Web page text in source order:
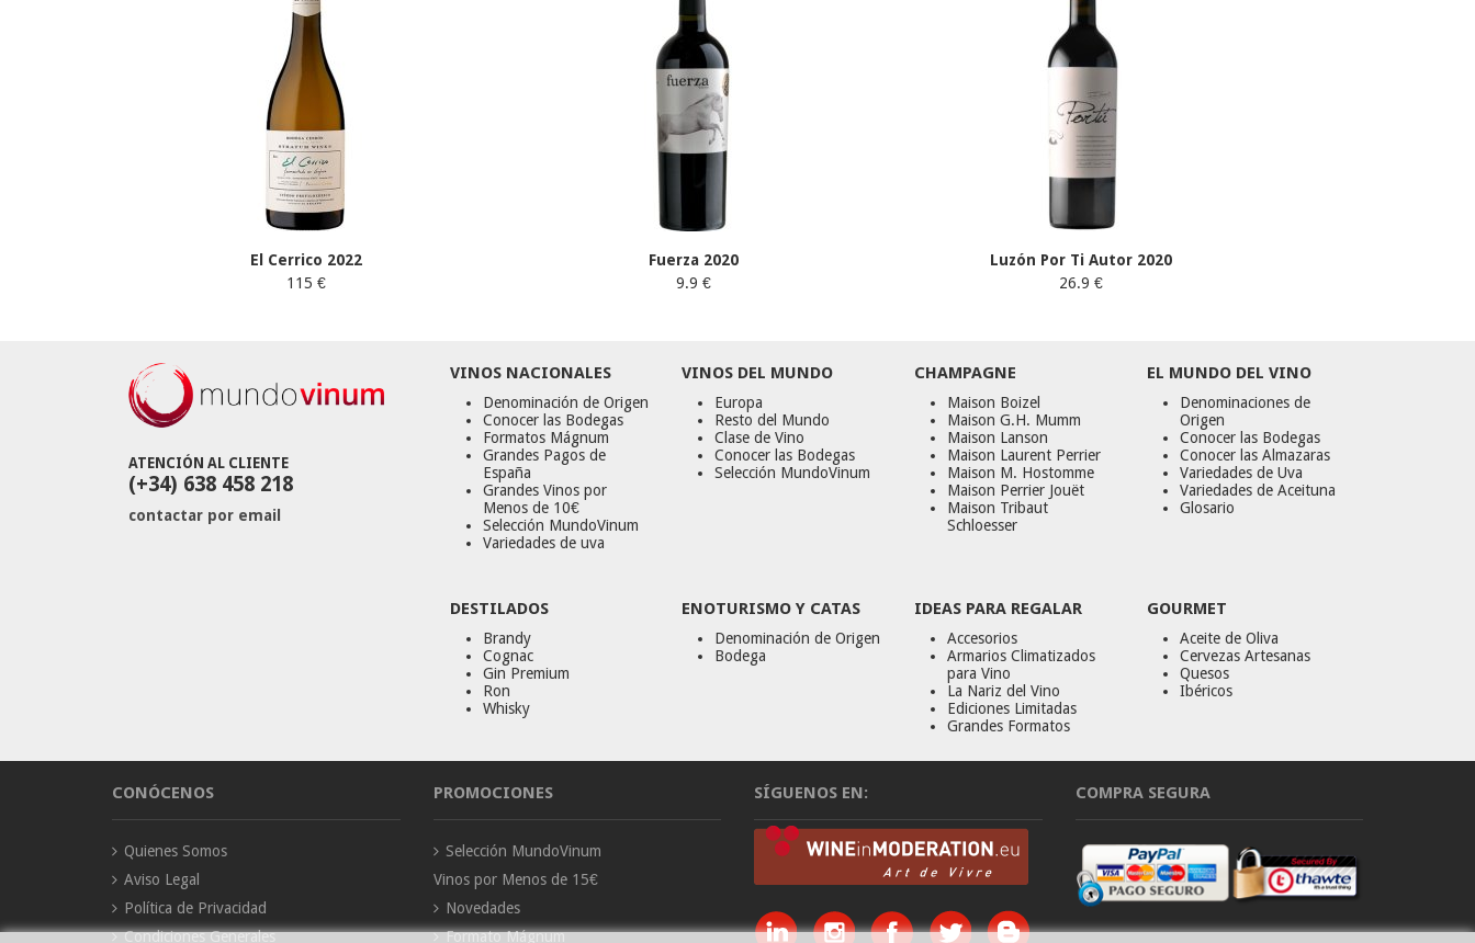
El Cerrico 2022
115 €
Fuerza 2020
9.9 €
Luzón Por Ti Autor 2020
26.9 €
ATENCIÓN AL CLIENTE
(+34) 638 458 218
contactar por email
VINOS NACIONALES
Denominación de Origen
Conocer las Bodegas
Formatos Mágnum
Grandes Pagos de
España
Grandes Vinos por
Menos de 10€
Selección MundoVinum
Variedades de uva
VINOS DEL MUNDO
Europa
Resto del Mundo
Clase de Vino
Conocer las Bodegas
Selección MundoVinum
CHAMPAGNE
Maison Boizel
Maison G.H. Mumm
Maison Lanson
Maison Laurent Perrier
Maison M. Hostomme
Maison Perrier Jouët
Maison Tribaut
Schloesser
EL MUNDO DEL VINO
Denominaciones de
Origen
Conocer las Bodegas
Conocer las Almazaras
Variedades de Uva
Variedades de Aceituna
Glosario
DESTILADOS
Brandy
Cognac
Gin Premium
Ron
Whisky
ENOTURISMO Y CATAS
Denominación de Origen
Bodega
IDEAS PARA REGALAR
Accesorios
Armarios Climatizados
para Vino
La Nariz del Vino
Ediciones Limitadas
Grandes Formatos
GOURMET
Aceite de Oliva
Cervezas Artesanas
Quesos
Ibéricos
CONÓCENOS
Quienes Somos
Aviso Legal
Política de Privacidad
Condiciones Generales
PROMOCIONES
Selección MundoVinum
Vinos por Menos de 15€
Novedades
Formato Mágnum
SÍGUENOS EN: COMPRA SEGURA